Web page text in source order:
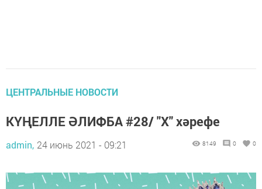
ЦЕНТРАЛЬНЫЕ НОВОСТИ
КҮҢЕЛЛЕ ӘЛИФБА #28/ "Х" хәрефе
admin, 24 июнь 2021 - 09:21 8149 0 0